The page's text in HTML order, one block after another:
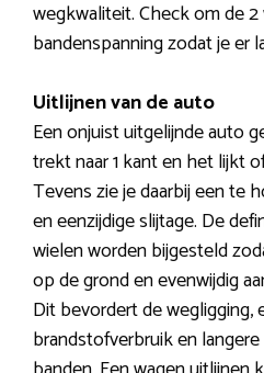
wegkwaliteit. Check om de
bandenspanning zodat je er
Uitlijnen van de auto
Een onjuist uitgelijnde auto
trekt naar 1 kant en het lijkt
Tevens zie je daarbij een te
en eenzijdige slijtage. De
wielen worden bijgesteld
op de grond en evenwijdig
Dit bevordert de wegligging,
brandstofverbruik en